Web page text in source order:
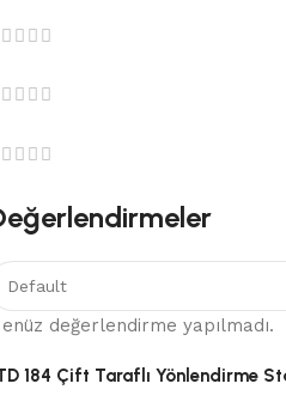
değerlendirme yapılmadı.
184 Çift Taraflı Yönlendirme